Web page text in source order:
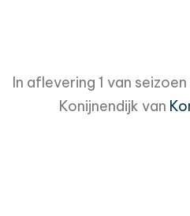
In aflevering 1 van
Konijnendijk van